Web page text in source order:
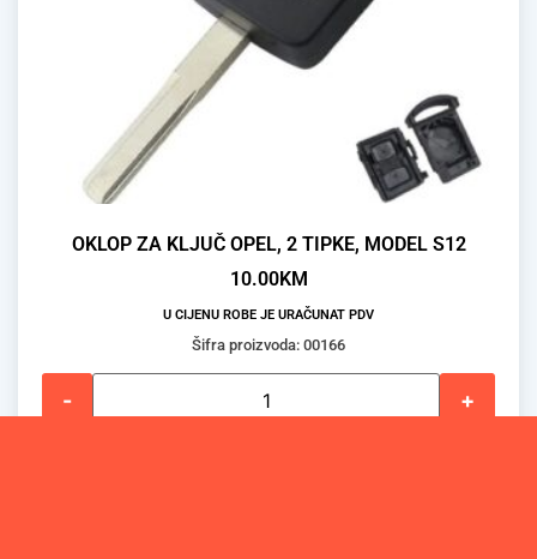
OKLOP ZA KLJUČ OPEL, 2 TIPKE, MODEL S12
10.00KM
U CIJENU ROBE JE URAČUNAT PDV
Šifra proizvoda: 00166
- +